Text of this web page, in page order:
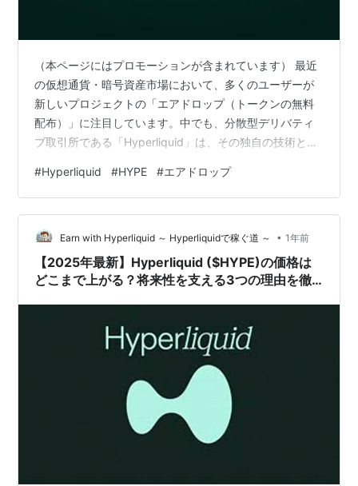
（本ページにはプロモーションが含まれています） 最近
の仮想通貨・暗号資産市場において、多くのユーザーが
新しいプロジェクトの「エアドロップ（トークンの無料
配布）」に注目しています。中でも、分散型デリバティ
ブ取引所である「Hyperliquid」は、その独自の技術と過
ています。 Hyperliquidは、中央集権型取引所（CEX）の
ようなオーダーブック方式を採用しながら、ブロックチ
ェーンの外で注文を処理する独自の仕組みにより、高速
かつ低コストな取引を実現しています。この高いパフォ
ーマンスが多くのトレーダーに支持されています。 今回
は、Hyperli…
#Hyperliquid #HYPE #エアドロップ
Earn with Hyperliquid ～ Hyperliquidで稼ぐ道 ～ • 1年前
【2025年最新】Hyperliquid ($HYPE)の価格は
どこまで上がる？将来性を支える3つの理由を徹